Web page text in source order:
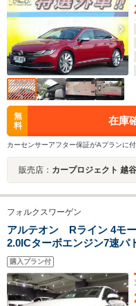
無
料
在庫
カーセンサーアフター保証がAプランに
販売店： カープロジェクト 越
フォルクスワーゲン
アルテオン Rライン 4モ
2.0ICターボエンジン7速パ
テリアCARPLAYナビ
ズCパワーシートシートヒ
ックピットLEDライトRラ
ETC
購入プラン付